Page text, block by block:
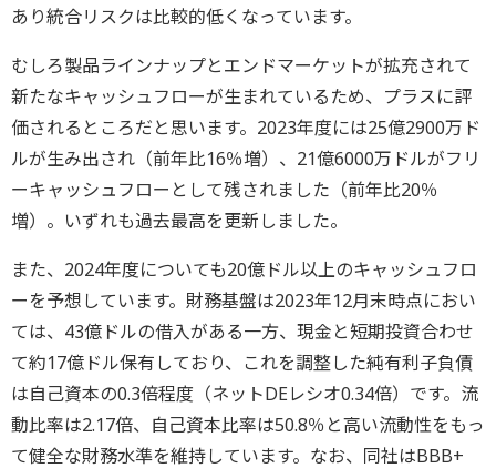
あり統合リスクは比較的低くなっています。
むしろ製品ラインナップとエンドマーケットが拡充されて
新たなキャッシュフローが生まれているため、プラスに評
価されるところだと思います。2023年度には25億2900万ド
ルが生み出され（前年比16％増）、21億6000万ドルがフリ
ーキャッシュフローとして残されました（前年比20％
増）。いずれも過去最高を更新しました。
また、2024年度についても20億ドル以上のキャッシュフロ
ーを予想しています。財務基盤は2023年12月末時点におい
ては、43億ドルの借入がある一方、現金と短期投資合わせ
て約17億ドル保有しており、これを調整した純有利子負債
は自己資本の0.3倍程度（ネットDEレシオ0.34倍）です。流
動比率は2.17倍、自己資本比率は50.8％と高い流動性をもっ
て健全な財務水準を維持しています。なお、同社はBBB+